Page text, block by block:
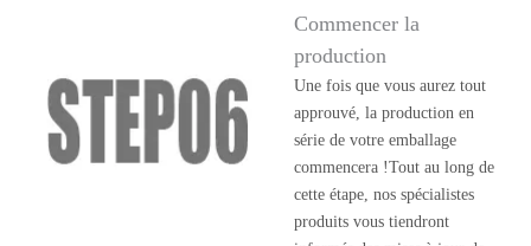
Commencer la
production
Une fois que vous aurez tout
approuvé, la production en
série de votre emballage
commencera !Tout au long de
cette étape, nos spécialistes
produits vous tiendront